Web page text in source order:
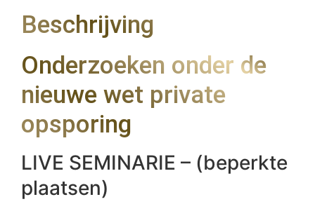
Beschrijving
Onderzoeken onder de
nieuwe wet private
opsporing
LIVE SEMINARIE – (beperkte
plaatsen)